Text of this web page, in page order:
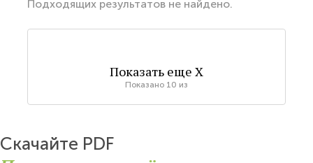
Подходящих результатов не найдено.
Показать еще X
Показано 10 из
Скачайте PDF